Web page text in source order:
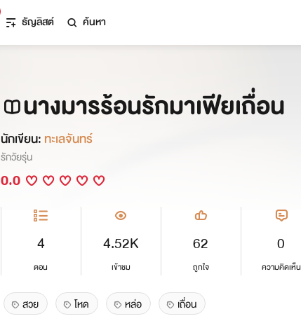
ธัญลิสต์ ค้นหา
นางมารร้อนรักมาเฟียเถื่อน
นักเขียน: ทะเลจันทร์
รักวัยรุ่น
0.0
4
ตอน
4.52K
เข้าชม
62
ถูกใจ
0
ความคิดเห็น
สวย โหด หล่อ เถื่อน